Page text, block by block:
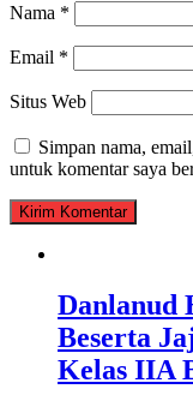
Nama *
Email *
Situs Web
Simpan nama,
untuk komentar saya
Danlanud
Beserta
Kelas IIA